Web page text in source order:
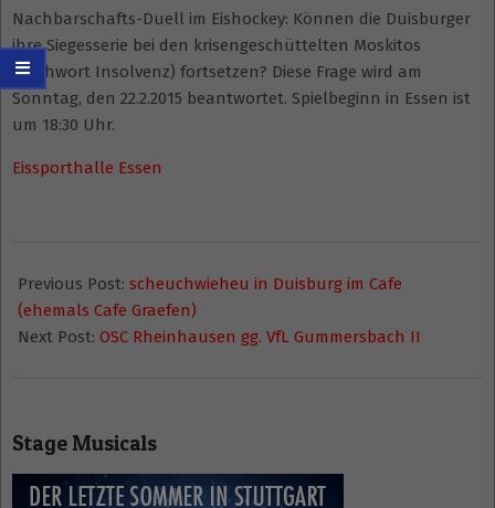
Nachbarschafts-Duell im Eishockey: Können die Duisburger
ihre Siegesserie bei den krisengeschüttelten Moskitos
(Stichwort Insolvenz) fortsetzen? Diese Frage wird am
Sonntag, den 22.2.2015 beantwortet. Spielbeginn in Essen ist
um 18:30 Uhr.
Eissporthalle Essen
02-
21
Previous Post: scheuchwieheu in Duisburg im Cafe
(ehemals Cafe Graefen)
Next Post: OSC Rheinhausen gg. VfL Gummersbach II
Stage Musicals